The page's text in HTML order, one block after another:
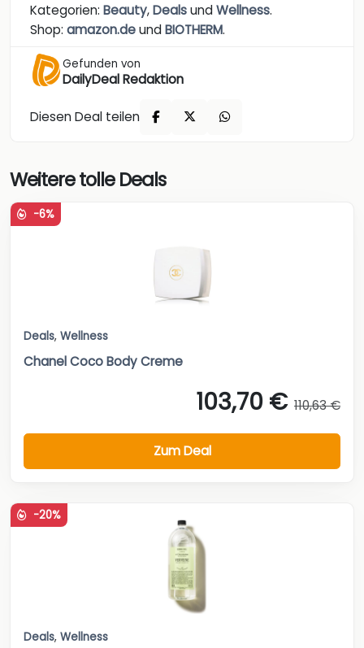
Kategorien: Beauty,DealsundWellness.
Shop: amazon.deundBIOTHERM.
Gefunden von
DailyDeal Redaktion
Diesen Deal teilen
Weitere tolle Deals
-6%
Deals, Wellness
Chanel Coco Body Creme
103,70 € 110,63 €
Zum Deal
-20%
Deals, Wellness